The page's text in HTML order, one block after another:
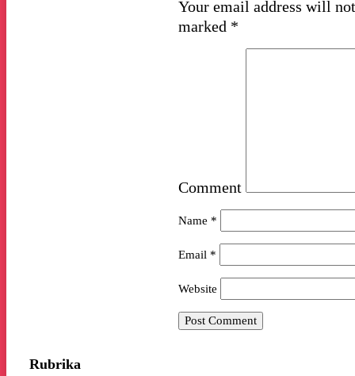
Your email address will
marked *
Comment
Name *
Email *
Website
Rubrika